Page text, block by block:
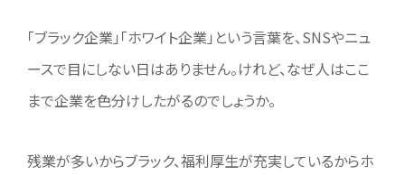
「ブラック企業」「ホワイト企業」という言葉を、SNSやニュ
ースで目にしない日はありません。けれど、なぜ人はここ
まで企業を色分けしたがるのでしょうか。
残業が多いからブラック、福利厚生が充実しているからホ